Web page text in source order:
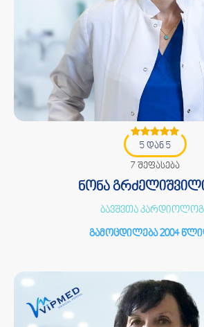
5 დან 5
7 შეფასება
ნონა
ბავშვთა
გამოცდილება 2004